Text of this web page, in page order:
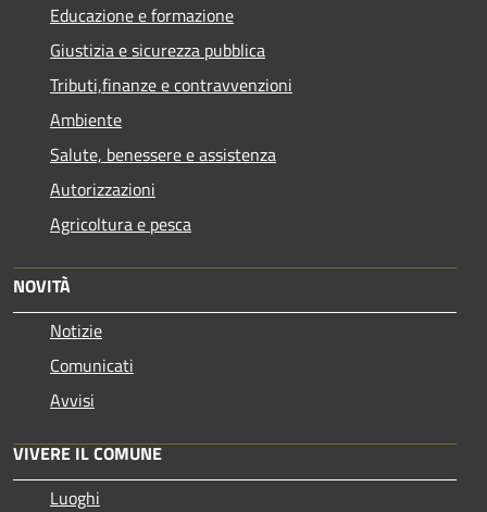
Educazione e formazione
Giustizia e sicurezza pubblica
Tributi,finanze e contravvenzioni
Ambiente
Salute, benessere e assistenza
Autorizzazioni
Agricoltura e pesca
NOVITÀ
Notizie
Comunicati
Avvisi
VIVERE IL COMUNE
Luoghi